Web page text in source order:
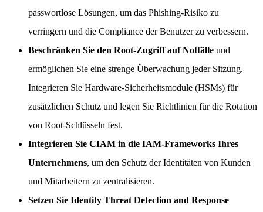
passwortlose Lösungen, um das Phishing-Risiko zu
verringern und die Compliance der Benutzer zu verbessern.
Beschränken Sie den Root-Zugriff auf Notfälle und
ermöglichen Sie eine strenge Überwachung jeder Sitzung.
Integrieren Sie Hardware-Sicherheitsmodule (HSMs) für
zusätzlichen Schutz und legen Sie Richtlinien für die Rotation
von Root-Schlüsseln fest.
Integrieren Sie CIAM in die IAM-Frameworks Ihres
Unternehmens, um den Schutz der Identitäten von Kunden
und Mitarbeitern zu zentralisieren.
Setzen Sie Identity Threat Detection and Response